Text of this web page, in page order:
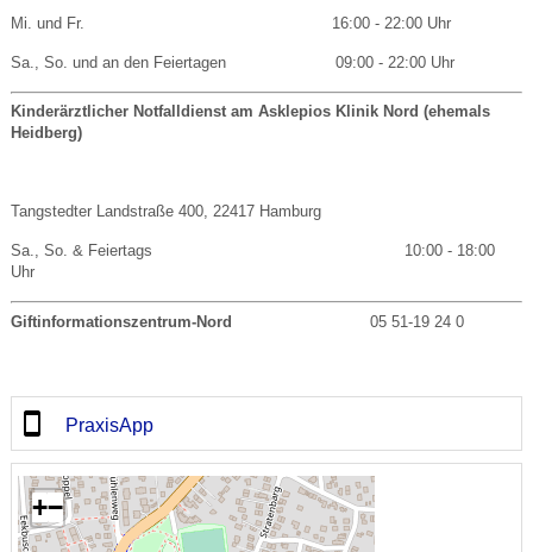
Mi. und Fr. 16:00 - 22:00 Uhr
Sa., So. und an den Feiertagen 09:00 - 22:00 Uhr
Kinderärztlicher Notfalldienst am Asklepios Klinik Nord (ehemals
Heidberg)
Tangstedter Landstraße 400, 22417 Hamburg
Sa., So. & Feiertags 10:00 - 18:00
Uhr
Giftinformationszentrum-Nord 05 51-19 24 0
PraxisApp
+−